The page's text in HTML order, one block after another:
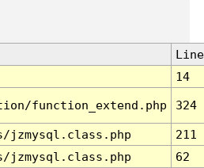
Line
14
function_extend.php 324
jzmysql.class.php
211
jzmysql.class.php
62